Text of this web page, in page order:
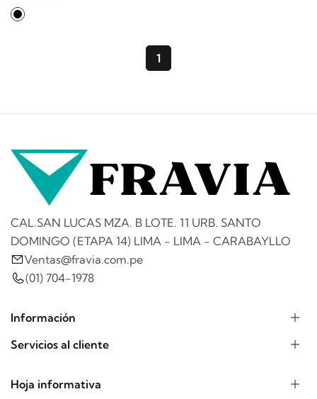
1
CAL.SAN LUCAS MZA. B LOTE. 11 URB. SANTO
DOMINGO (ETAPA 14) LIMA - LIMA - CARABAYLLO
Ventas@fravia.com.pe
(01) 704-1978
Información
Servicios al cliente
Hoja informativa